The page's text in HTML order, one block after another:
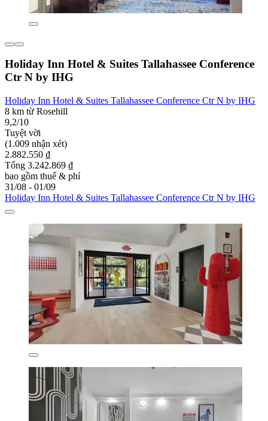
Holiday Inn Hotel & Suites Tallahassee Conference
Ctr N by IHG
Holiday Inn Hotel & Suites Tallahassee Conference Ctr N by IHG
8 km từ Rosehill
9,2/10
Tuyệt vời
(1.009 nhận xét)
2.882.550 ₫
Tổng 3.242.869 ₫
bao gồm thuế & phí
31/08 - 01/09
Holiday Inn Hotel & Suites Tallahassee Conference Ctr N by IHG